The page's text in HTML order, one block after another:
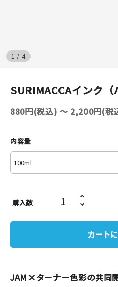
はんこ
雑貨
本
文房具
台湾グッズ
1 / 4
SURIMACCAインク（
880円(税込) 〜 2,200円(税
内容量
購入数
カート
JAM×ターナー色彩の共同